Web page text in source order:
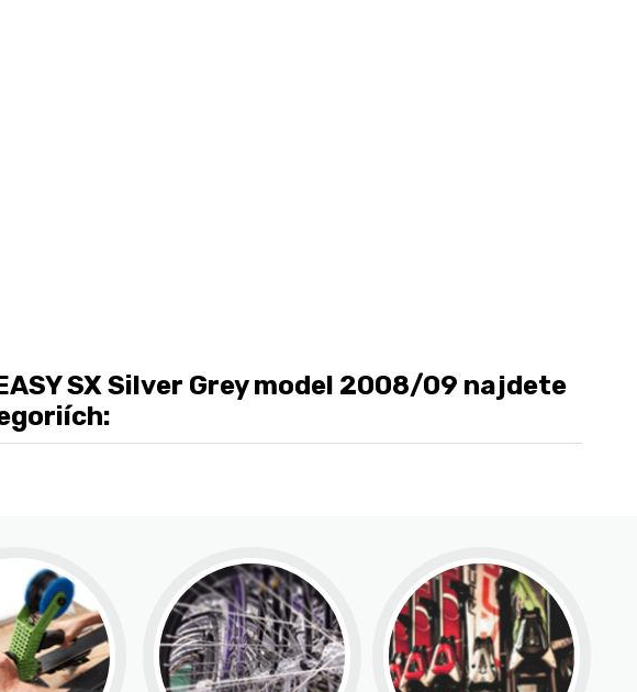
SX Silver Grey model 2008/09 najdete